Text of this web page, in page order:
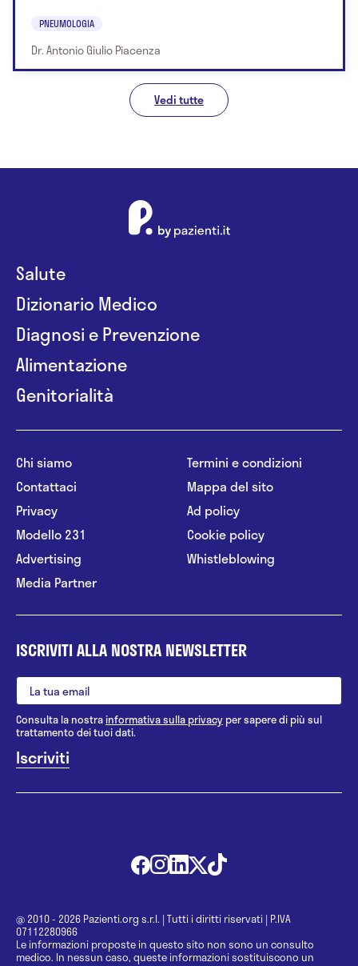
PNEUMOLOGIA
Dr. Antonio Giulio Piacenza
Vedi tutte
Salute
Dizionario Medico
Diagnosi e Prevenzione
Alimentazione
Genitorialità
Chi siamo
Contattaci
Privacy
Modello 231
Advertising
Media Partner
Termini e condizioni
Mappa del sito
Ad policy
Cookie policy
Whistleblowing
ISCRIVITI ALLA NOSTRA NEWSLETTER
Consulta la nostrainformativa sulla privacy per sapere di più sul
trattamento dei tuoi dati.
@ 2010 - 2026 Pazienti.org s.r.l. | Tutti i diritti riservati | P.IVA
07112280966
Le informazioni proposte in questo sito non sono un consulto
medico. In nessun caso, queste informazioni sostituiscono un